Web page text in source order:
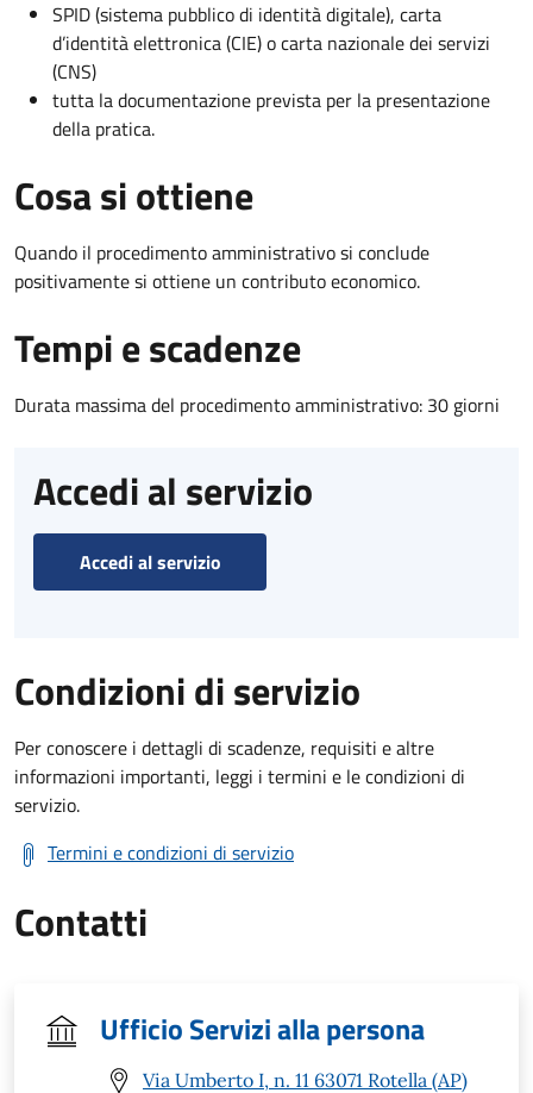
SPID (sistema pubblico di identità digitale), carta
d’identità elettronica (CIE) o carta nazionale dei servizi
(CNS)
tutta la documentazione prevista per la presentazione
della pratica.
Cosa si ottiene
Quando il procedimento amministrativo si conclude
positivamente si ottiene un contributo economico.
Tempi e scadenze
Durata massima del procedimento amministrativo: 30 giorni
Accedi al servizio
Accedi al servizio
Condizioni di servizio
Per conoscere i dettagli di scadenze, requisiti e altre
informazioni importanti, leggi i termini e le condizioni di
servizio.
Termini e condizioni di servizio
Contatti
Ufficio Servizi alla persona
Via Umberto I, n. 11 63071 Rotella (AP)